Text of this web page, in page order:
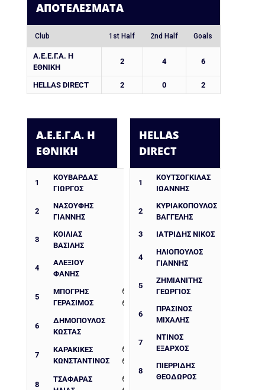
ΑΠΟΤΕΛΈΣΜΑΤΑ
Club 1st Half 2nd Half Goals
Α.Ε.Ε.Γ.Α. Η
ΕΘΝΙΚΗ
2 4 6
HELLAS DIRECT 2 0 2
Α.Ε.Ε.Γ.Α. Η
ΕΘΝΙΚΗ
1
ΚΟΥΒΑΡΔΑΣ
ΓΙΩΡΓΟΣ
2
ΝΑΣΟΥΦΗΣ
ΓΙΑΝΝΗΣ
3
ΚΟΙΛΙΑΣ
ΒΑΣΙΛΗΣ
4
ΑΛΕΞΙΟΥ
ΦΑΝΗΣ
5
ΜΠΟΓΡΗΣ
ΓΕΡΑΣΙΜΟΣ
6
ΔΗΜΟΠΟΥΛΟΣ
ΚΩΣΤΑΣ
7
ΚΑΡΑΚΙΚΕΣ
ΚΩΝΣΤΑΝΤΙΝΟΣ
8
ΤΣΑΦΑΡΑΣ
HELLAS
DIRECT
1
ΚΟΥΤΣΟΓΚΙΛΑΣ
ΙΩΑΝΝΗΣ
2
ΚΥΡΙΑΚΟΠΟΥΛΟΣ
ΒΑΓΓΕΛΗΣ
3
ΙΑΤΡΙΔΗΣ ΝΙΚΟΣ
4
ΗΛΙΟΠΟΥΛΟΣ
ΓΙΑΝΝΗΣ
5
ΖΗΜΙΑΝΙΤΗΣ
ΓΕΩΡΓΙΟΣ
6
ΠΡΑΣΙΝΟΣ
ΜΙΧΑΛΗΣ
7
ΝΤΙΝΟΣ
ΕΞΑΡΧΟΣ
8
ΠΙΕΡΡΙΔΗΣ
ΘΕΟΔΩΡΟΣ